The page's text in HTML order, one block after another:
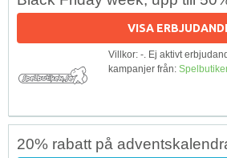
VISA
Villkor: -. Ej aktivt
kampanjer från:
20% rabatt på